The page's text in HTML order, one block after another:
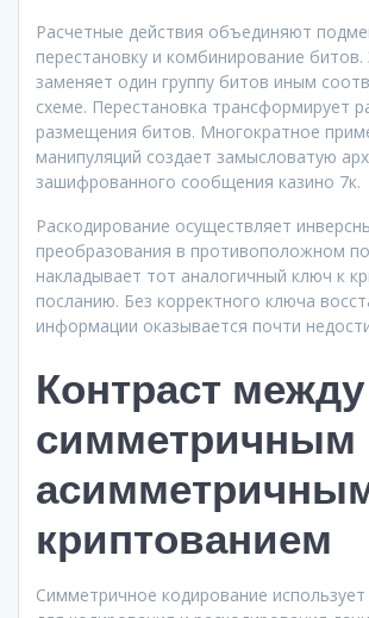
Расчетные действия объединяют
перестановку и комбинирование
заменяет один группу битов иным
схеме. Перестановка трансформирует
размещения битов. Многократное
манипуляций создает замысловатую
зашифрованного сообщения казино 7к.
Раскодирование осуществляет
преобразования в противоположном
накладывает тот аналогичный ключ к
посланию. Без корректного ключа
информации оказывается почти
Контраст между
симметричным
криптованием
Симметричное кодирование